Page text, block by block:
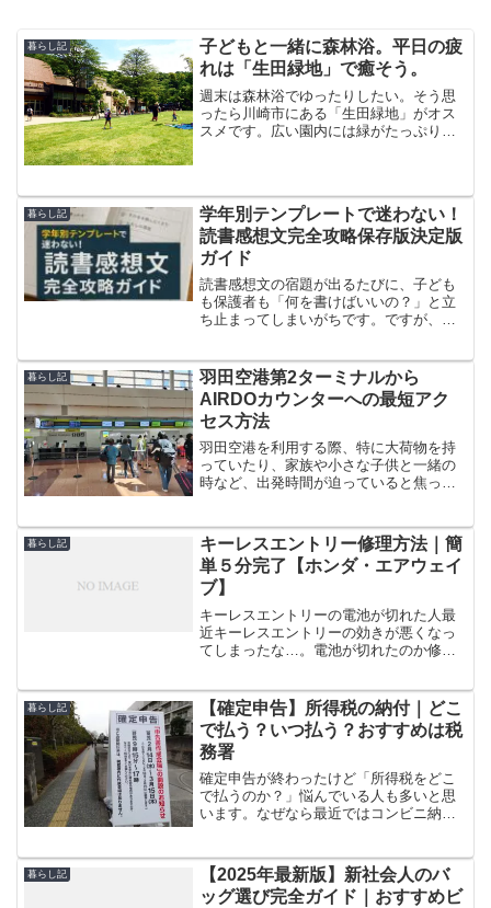
暮らし記
子どもと一緒に森林浴。平日の疲
れは「生田緑地」で癒そう。
週末は森林浴でゆったりしたい。そう思
ったら川崎市にある「生田緑地」がオス
スメです。広い園内には緑がたっぷりで
めて行ってきました。想...
暮らし記
学年別テンプレートで迷わない！
読書感想文完全攻略保存版決定版
ガイド
読書感想文の宿題が出るたびに、子ども
も保護者も「何を書けばいいの？」と立
ち止まってしまいがちです。ですが、学
り、原稿用紙を埋めるハードルは一気に
下がります。この記事では...
暮らし記
羽田空港第2ターミナルから
AIRDOカウンターへの最短アク
セス方法
羽田空港を利用する際、特に大荷物を持
っていたり、家族や小さな子供と一緒の
時など、出発時間が迫っていると焦って
ょうか。そんな時、東京モノレール羽田
空港第2ターミナル駅から...
暮らし記
キーレスエントリー修理方法｜簡
単５分完了【ホンダ・エアウェイ
ブ】
キーレスエントリーの電池が切れた人最
近キーレスエントリーの効きが悪くなっ
てしまったな…。電池が切れたのか修理
で電池交換できないかな？こんな疑問に
この記事ではお答えします...
暮らし記
【確定申告】所得税の納付｜どこ
で払う？いつ払う？おすすめは税
務署
確定申告が終わったけど「所得税をどこ
で払うのか？」悩んでいる人も多いと思
います。なぜなら最近ではコンビニ納付
です。しかも確定申告の書類を作ること
に一生懸命で、いざ納付と...
暮らし記
【2025年最新版】新社会人のバ
ッグ選び完全ガイド｜おすすめビ